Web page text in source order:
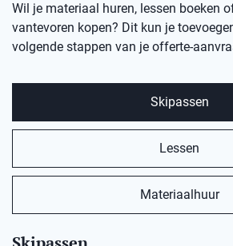
Wil je materiaal huren, lessen boeken
vantevoren kopen? Dit kun je
volgende stappen van je offerte-
Skipassen
Lessen
Materiaalhuur